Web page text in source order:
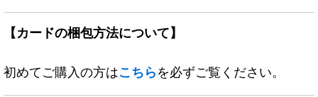
【カードの梱包方法について】
初めてご購入の方はこちらを必ずご覧ください。